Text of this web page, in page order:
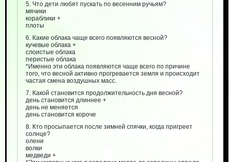
5. Что дети любят пускать по весенним ручьям?
мячики
кораблики +
плоты
6. Какие облака чаще всего появляются весной?
кучевые облака +
слоистые облака
перистые облака
*Именно эти облака появляются чаще всего по причине
того, что весной активно прогревается земля и происходит
частая смена воздушных масс.
7. Какой становится продолжительность дня весной?
день становится длиннее +
день не меняется
день становится короче
8. Кто просыпается после зимней спячки, когда пригреет
солнце?
олени
волки
медведи +